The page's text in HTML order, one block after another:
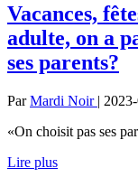
Vacances,
adulte, on a
ses parents?
ParMardi Noir |
«On choisit pas ses
Lire plus